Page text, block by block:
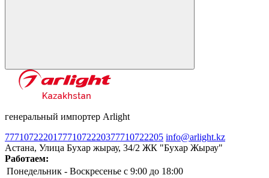
генеральный импортер Arlight
77710722201 7771072220377710722205 info@arlight.kz
Астана, Улица Бухар жырау, 34/2 ЖК "Бухар Жырау"
Работаем:
Понедельник - Воскресенье c 9:00 до 18:00